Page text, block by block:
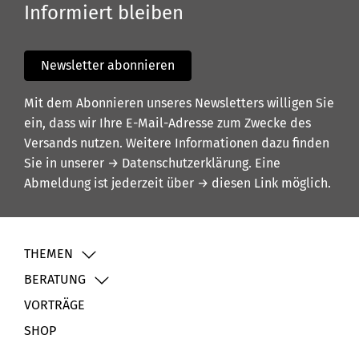
Informiert bleiben
Newsletter abonnieren
Mit dem Abonnieren unseres Newsletters willigen Sie
ein, dass wir Ihre E-Mail-Adresse zum Zwecke des
Versands nutzen. Weitere Informationen dazu finden
Sie in unserer → Datenschutzerklärung. Eine
Abmeldung ist jederzeit über → diesen Link möglich.
THEMEN
BERATUNG
VORTRÄGE
SHOP